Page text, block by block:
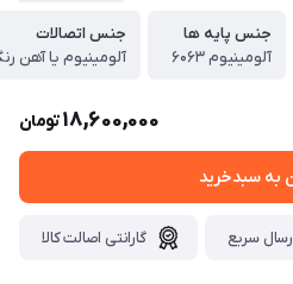
جنس پایه ها
آلومینیوم ۶۰۶۳
جنس اتصالات
آلومینیوم یا آهن
18,600,000تومان
به سبدخرید
سریع گارانتی اصالت کالا